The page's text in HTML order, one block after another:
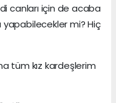
canları için de acaba
yapabilecekler mi? Hiç
tüm kız kardeşlerim